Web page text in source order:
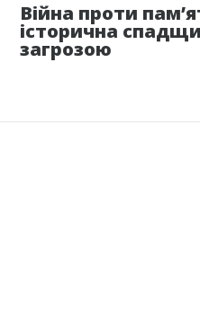
Війна проти
історична
загрозою